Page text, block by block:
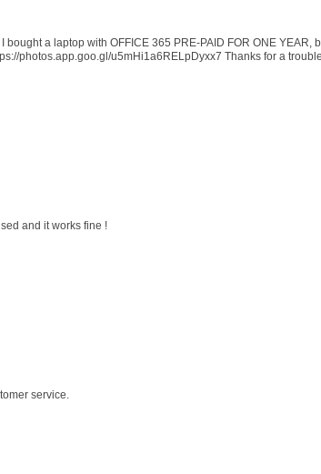
bought a laptop with OFFICE 365 PRE-PAID FOR ONE
photos.app.goo.gl/u5mHi1a6RELpDyxx7 Thanks for a
and it works fine !
service.